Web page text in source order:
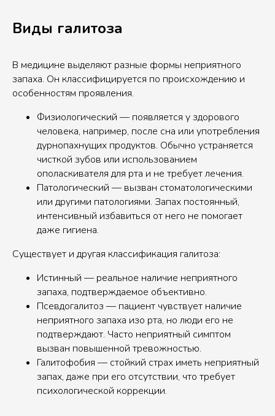
Виды галитоза
В медицине выделяют разные формы неприятного
запаха. Он классифицируется по происхождению и
особенностям проявления.
Физиологический — появляется у здорового
человека, например, после сна или употребления
дурнопахнущих продуктов. Обычно устраняется
чисткой зубов или использованием
ополаскивателя для рта и не требует лечения.
Патологический — вызван стоматологическими
или другими патологиями. Запах постоянный,
интенсивный избавиться от него не помогает
даже гигиена.
Существует и другая классификация галитоза:
Истинный — реальное наличие неприятного
запаха, подтверждаемое объективно.
Псевдогалитоз — пациент чувствует наличие
неприятного запаха изо рта, но люди его не
подтверждают. Часто неприятный симптом
вызван повышенной тревожностью.
Галитофобия — стойкий страх иметь неприятный
запах, даже при его отсутствии, что требует
психологической коррекции.